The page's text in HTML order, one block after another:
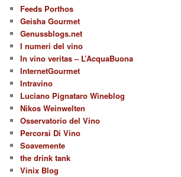
Feeds Porthos
Geisha Gourmet
Genussblogs.net
I numeri del vino
In vino veritas – L’AcquaBuona
InternetGourmet
Intravino
Luciano Pignataro Wineblog
Nikos Weinwelten
Osservatorio del Vino
Percorsi Di Vino
Soavemente
the drink tank
Vinix Blog